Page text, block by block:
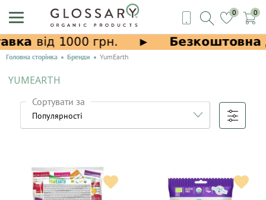
0 0
Головна сторінка Бренди YumEarth
YUMEARTH
Сортувати за